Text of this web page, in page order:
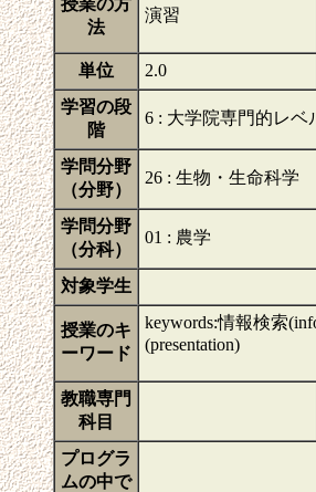
授業の方
法
演習
単位 2.0
学習の段
階
6 : 大学院専門的レベ
学問分野
（分野）
26 : 生物・生命科学
学問分野
（分科）
01 : 農学
対象学生
授業のキ
ーワード
keywords:情報検索
(presentation)
教職専門
科目
プログラ
ムの中で